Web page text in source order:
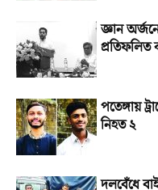
জ্ঞান
প্রতিফলিত
পতেঙ্গায়
নিহত ২
দলবেঁধে